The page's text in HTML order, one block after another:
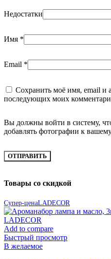
Недостатки
Имя *
Email *
Сохранить моё имя, email и
последующих моих
Вы должны войти в систему,
добавлять фотографии к
Товары со скидкой
Супер-ценаLADECOR
Add to compare
Быстрый просмотр
В желаемое